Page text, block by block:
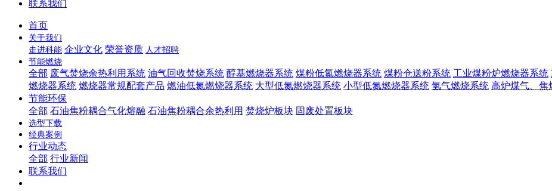
联系我们
首页
关于我们
走进科能 企业文化 荣誉资质 人才招聘
节能燃烧
全部 废气焚烧余热利用系统 油气回收焚烧系统 醇基燃烧器系统 煤粉低氮燃烧器系统 煤粉仓送粉系统 工业煤粉炉燃烧器系统
燃烧器系统 燃烧器常规配套产品 燃油低氮燃烧器系统 大型低氮燃烧器系统 小型低氮燃烧器系统 氢气燃烧系统 高炉煤气、焦
节能环保
全部 石油焦粉耦合气化熔融 石油焦粉耦合余热利用 焚烧炉板块 固废处置板块
选型下载
经典案例
行业动态
全部 行业新闻
联系我们